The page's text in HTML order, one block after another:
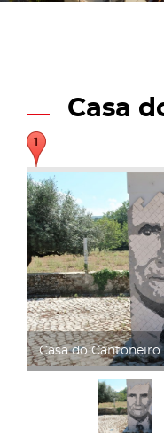
Casa
Casa do Cantoneiro